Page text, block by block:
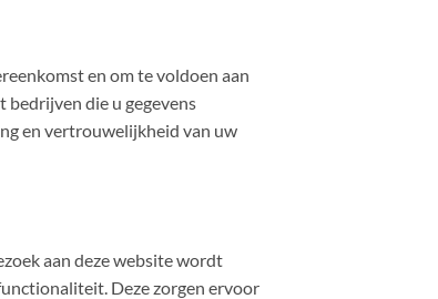
en om te voldoen aan
die u gegevens
en vertrouwelijkheid van uw
aan deze website wordt
Deze zorgen ervoor